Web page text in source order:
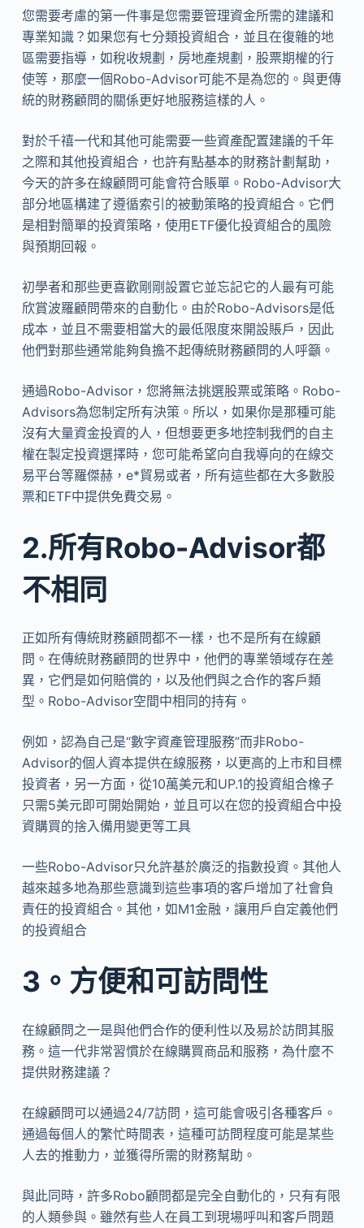
您需要考慮的第一件事是您需要管理資金所需的建議和
專業知識？如果您有七分類投資組合，並且在復雜的地
區需要指導，如稅收規劃，房地產規劃，股票期權的行
使等，那麼一個Robo-Advisor可能不是為您的。與更傳
統的財務顧問的關係更好地服務這樣的人。
對於千禧一代和其他可能需要一些資產配置建議的千年
之際和其他投資組合，也許有點基本的財務計劃幫助，
今天的許多在線顧問可能會符合賬單。Robo-Advisor大
部分地區構建了遵循索引的被動策略的投資組合。它們
是相對簡單的投資策略，使用ETF優化投資組合的風險
與預期回報。
初學者和那些更喜歡剛剛設置它並忘記它的人最有可能
欣賞波羅顧問帶來的自動化。由於Robo-Advisors是低
成本，並且不需要相當大的最低限度來開設賬戶，因此
他們對那些通常能夠負擔不起傳統財務顧問的人呼籲。
通過Robo-Advisor，您將無法挑選股票或策略。Robo-
Advisors為您制定所有決策。所以，如果你是那種可能
沒有大量資金投資的人，但想要更多地控制我們的自主
權在製定投資選擇時，您可能希望向自我導向的在線交
易平台等羅傑赫，e*貿易或者，所有這些都在大多數股
票和ETF中提供免費交易。
2.所有Robo-Advisor都
不相同
正如所有傳統財務顧問都不一樣，也不是所有在線顧
問。在傳統財務顧問的世界中，他們的專業領域存在差
異，它們是如何賠償的，以及他們與之合作的客戶類
型。Robo-Advisor空間中相同的持有。
例如，認為自己是“數字資產管理服務”而非Robo-
Advisor的個人資本提供在線服務，以更高的上市和目標
投資者，另一方面，從10萬美元和UP.1的投資組合橡子
只需5美元即可開始開始，並且可以在您的投資組合中投
資購買的捨入備用變更等工具
一些Robo-Advisor只允許基於廣泛的指數投資。其他人
越來越多地為那些意識到這些事項的客戶增加了社會負
責任的投資組合。其他，如M1金融，讓用戶自定義他們
的投資組合
3。方便和可訪問性
在線顧問之一是與他們合作的便利性以及易於訪問其服
務。這一代非常習慣於在線購買商品和服務，為什麼不
提供財務建議？
在線顧問可以通過24/7訪問，這可能會吸引各種客戶。
通過每個人的繁忙時間表，這種可訪問程度可能是某些
人去的推動力，並獲得所需的財務幫助。
與此同時，許多Robo顧問都是完全自動化的，只有有限
的人類參與。雖然有些人在員工到現場呼叫和客戶問題